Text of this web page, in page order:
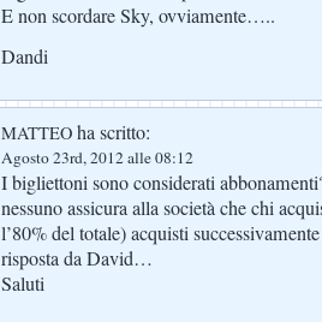
E non scordare Sky, ovviamente…..
Dandi
MATTEO ha scritto:
Agosto 23rd, 2012 alle 08:12
I bigliettoni sono considerati
nessuno assicura alla società che chi
l’80% del totale) acquisti
risposta da David…
Saluti